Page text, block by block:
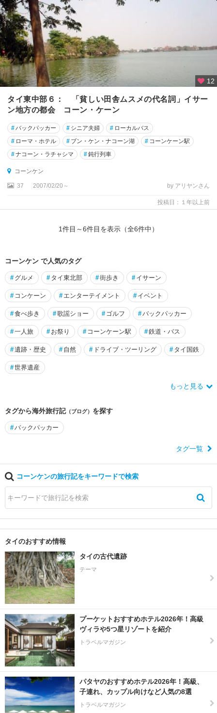
ヤ
イ
カ
オ
ラ
ッ
ク
カ
オ
プ
ラ
・
ウ
ィ
ー
遺
カ
ン
ペ
ー
ン
・
ペ
ッ
コ
ー
ン
ゴ
ー
ル
ト
ラ
ア
サ
ト
ゥ
ン
サ
ッ
ト
ソ
ン
ク
ラ
ー
ム
サ
12
タイ東中部６： 「貧しい田舎ムスメの代名詞」イサー
ン地方の都会 コーン・ケーン
#バックパッカー # シニア夫婦 # ローカルバス
# ローマ・ホテル # ブン・ケン・ナコーン湖 # コーンケーン駅
#ナコーン・ラチャシマ #鈍行列車
コーンケン
37 2007/02/20～ by アリヤンさん
投稿日：１年以上前
1件目～6件目を表示（全6件中）
コーンケン で人気のタグ
# グルメ # タイ東北部 #街歩き # イサーン
# コンケーン # エンターテイメント # イベント
#食べ歩き #歌謡ショー # ゴルフ #バックパッカー
#一人旅 # お祭り # コーンケーン駅 #鉄道・バス
#遺跡・歴史 # 自然 # ドライブ・ツーリング # タイ国鉄
#世界遺産
もっと見る
タグから海外旅行記（ブログ） を探す
#バックパッカー
タグ一覧
コーンケンの旅行記をキーワードで検索
タイのおすすめ情報
タイの古代遺跡
テーマ
プーケットおすすめホテル2026年！高級
ヴィラや5つ星リゾートを紹介
トラベルマガジン
パタヤのおすすめホテル2026年！高級、
子連れ、カップル向けなど人気の8選
トラベルマガジン